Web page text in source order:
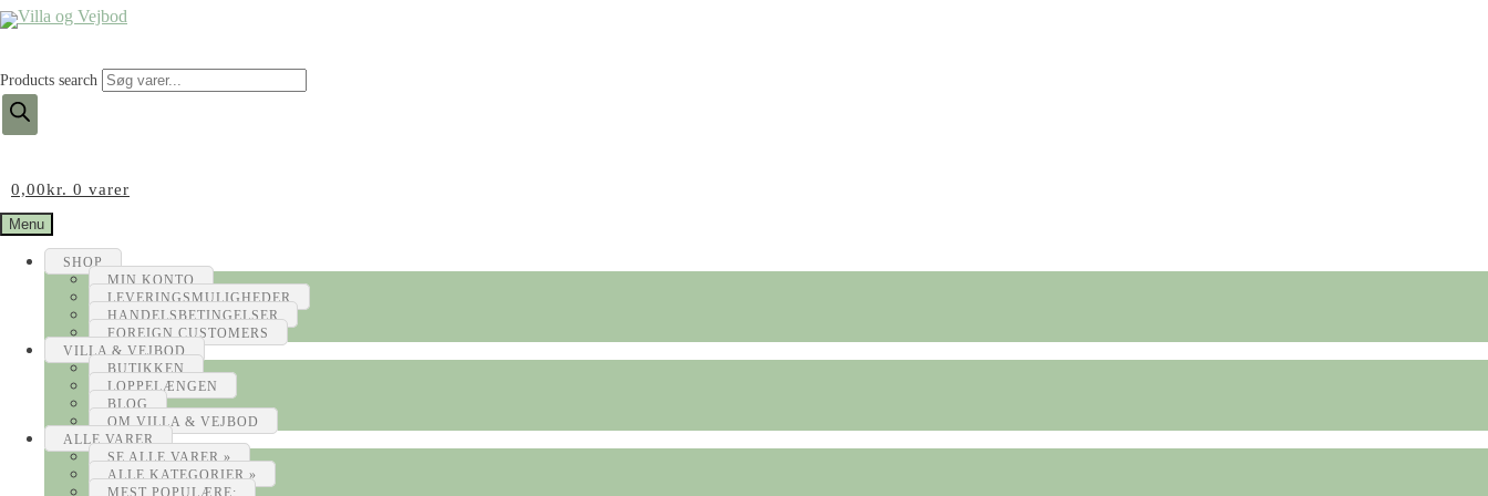
Products search
0,00kr. 0 varer
Menu
SHOP
MIN KONTO
LEVERINGSMULIGHEDER
HANDELSBETINGELSER
FOREIGN CUSTOMERS
VILLA & VEJBOD
BUTIKKEN
LOPPELÆNGEN
BLOG
OM VILLA & VEJBOD
ALLE VARER
SE ALLE VARER »
ALLE KATEGORIER »
MEST POPULÆRE: